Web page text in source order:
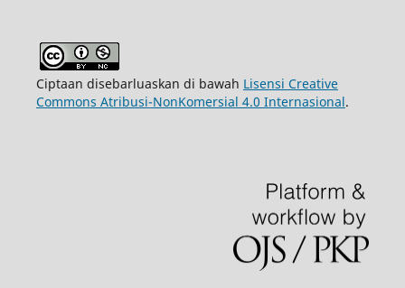
Ciptaan disebarluaskan di bawah Lisensi Creative
Commons Atribusi-NonKomersial 4.0 Internasional.